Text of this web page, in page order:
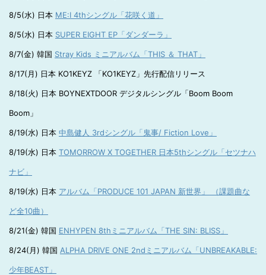
8/5(水) 日本 ME:I 4thシングル「花咲く道」
8/5(水) 日本 SUPER EIGHT EP「ダンダーラ」
8/7(金) 韓国 Stray Kids ミニアルバム「THIS ＆ THAT」
8/17(月) 日本 KO1KEYZ 「KO1KEYZ」先行配信リリース
8/18(火) 日本 BOYNEXTDOOR デジタルシングル「Boom Boom
Boom」
8/19(水) 日本 中島健人 3rdシングル「鬼事/ Fiction Love」
8/19(水) 日本 TOMORROW X TOGETHER 日本5thシングル「セツナハ
ナビ」
8/19(水) 日本 アルバム「PRODUCE 101 JAPAN 新世界」 （課題曲な
ど全10曲）
8/21(金) 韓国 ENHYPEN 8thミニアルバム「THE SIN: BLISS」
8/24(月) 韓国 ALPHA DRIVE ONE 2ndミニアルバム「UNBREAKABLE:
少年BEAST」